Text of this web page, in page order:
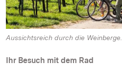
Aussichtsreich durch die Weinberge.
Ihr Besuch mit dem Rad